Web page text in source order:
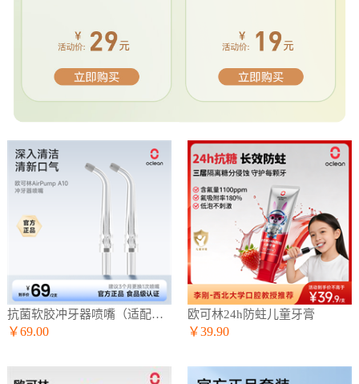
抗菌软胶冲牙器喷嘴（适配A10冲牙器）
￥69.00
欧可林24h防蛀儿童牙膏
￥39.90